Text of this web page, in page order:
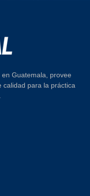
Guatemala, provee
calidad para la práctica